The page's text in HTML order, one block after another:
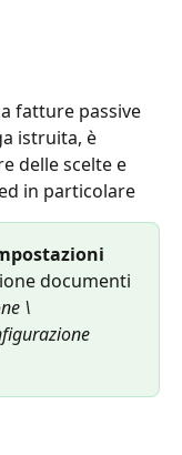
fatture passive
istruita, è
delle scelte e
in particolare
documenti
\